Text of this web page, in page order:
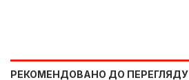
РЕКОМЕНДОВАНО ДО ПЕРЕГЛЯДУ